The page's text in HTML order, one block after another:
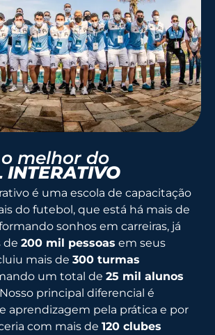
melhor do
INTERATIVO
é uma escola de capacitação
do futebol, que está há mais de
sonhos em carreiras, já
de 200 mil pessoas em seus
mais de 300 turmas
um total de 25 mil alunos
principal diferencial é
aprendizagem pela prática e por
com mais de 120 clubes